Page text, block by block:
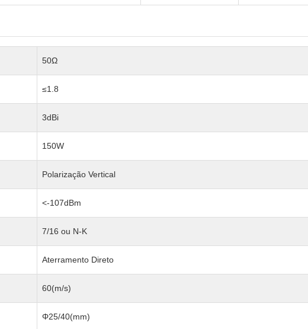
50Ω
≤1.8
3dBi
150W
Polarização Vertical
<-107dBm
7/16 ou N-K
Aterramento Direto
60(m/s)
Φ25/40(mm)